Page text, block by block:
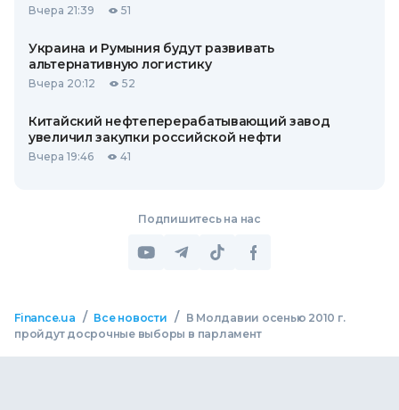
Вчера 21:39 51
Украина и Румыния будут развивать
альтернативную логистику
Вчера 20:12 52
Китайский нефтеперерабатывающий завод
увеличил закупки российской нефти
Вчера 19:46 41
Подпишитесь на нас
Finance.ua / Все новости /
В Молдавии осенью 2010 г.
пройдут досрочные выборы в парламент